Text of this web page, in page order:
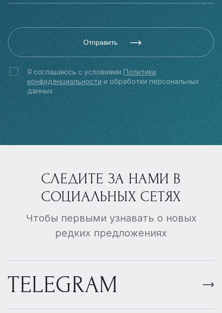
Отправить
Я соглашаюсь с условиями Политики
конфиденциальности и обработки персональных
данных
СЛЕДИТЕ ЗА НАМИ В
СОЦИАЛЬНЫХ СЕТЯХ
Чтобы первыми узнавать о новых
редких предложениях
TELEGRAM